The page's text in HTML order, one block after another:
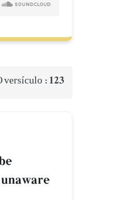
versículo : 123